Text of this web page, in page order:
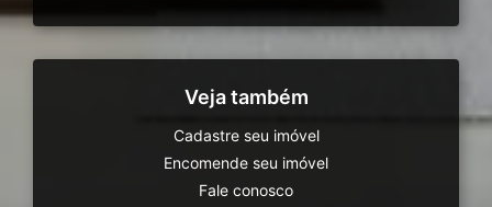
Veja também
Cadastre seu imóvel
Encomende seu imóvel
Fale conosco